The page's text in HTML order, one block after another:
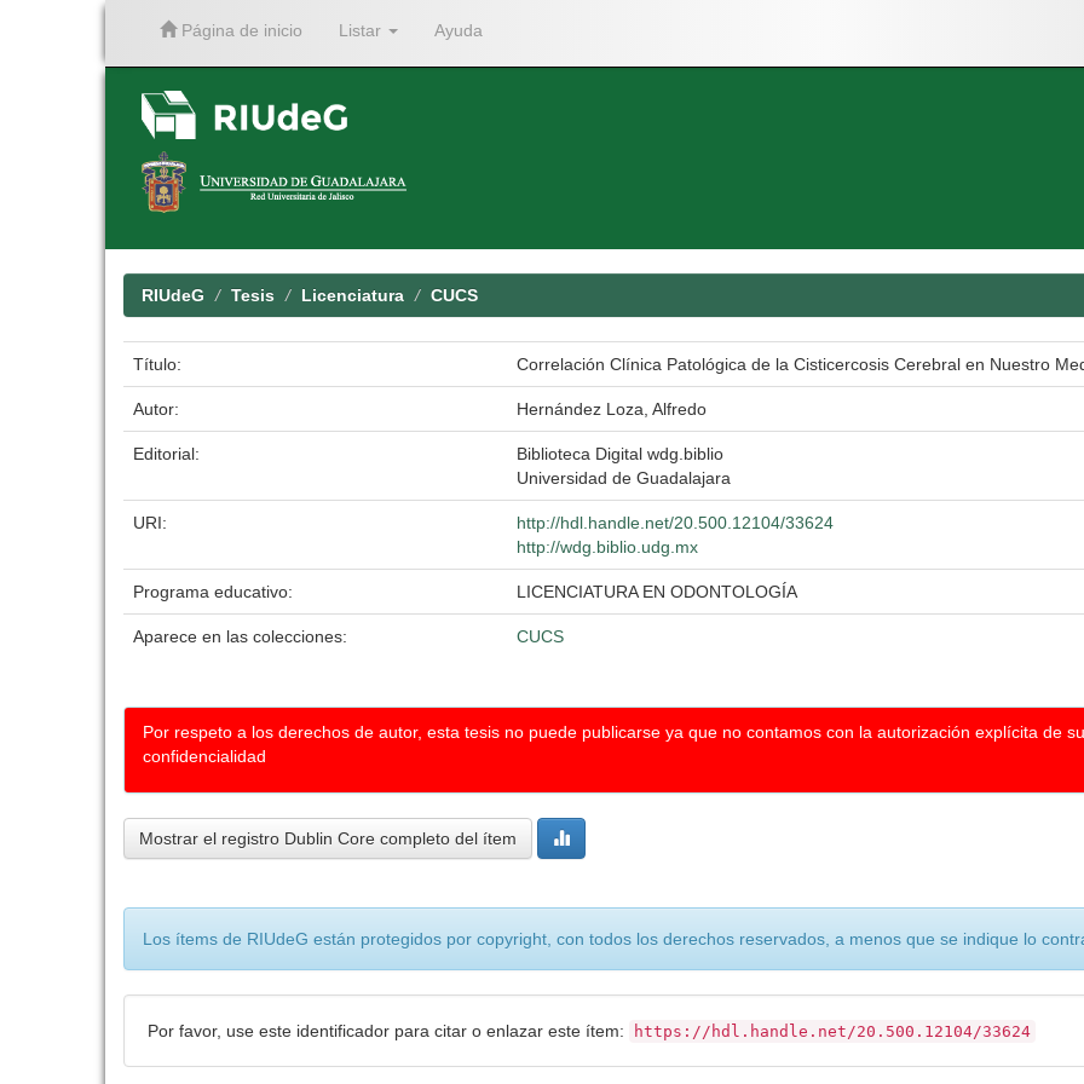
Página de inicio Listar Ayuda
RIUdeG Tesis Licenciatura CUCS
Título: Correlación Clínica Patológica de la Cisticercosis Cerebral en Nuestro
Autor: Hernández Loza, Alfredo
Editorial:
Biblioteca Digital wdg.biblio
Universidad de Guadalajara
URI:
http://hdl.handle.net/20.500.12104/33624
http://wdg.biblio.udg.mx
Programa educativo: LICENCIATURA EN ODONTOLOGÍA
Aparece en las colecciones: CUCS
Por respeto a los derechos de autor, esta tesis no puede publicarse ya que no contamos con la autorización explícita de
confidencialidad
Mostrar el registro Dublin Core completo del ítem
Los ítems de RIUdeG están protegidos por copyright, con todos los derechos reservados, a menos que se indique lo
Por favor, use este identificador para citar o enlazar este ítem: https://hdl.handle.net/20.500.12104/33624